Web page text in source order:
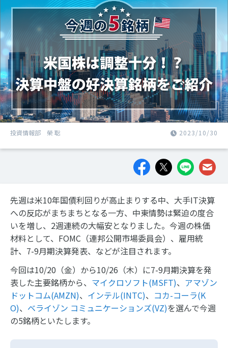
投資情報部 榮 聡 2023/10/30
先週は米10年国債利回りが高止まりする中、大手IT決算
への反応がまちまちとなる一方、中東情勢は緊迫の度合
いを増し、2週連続の大幅安となりました。今週の株価
材料として、FOMC（連邦公開市場委員会）、雇用統
計、7-9月期決算発表、などが注目されます。
今回は10/20（金）から10/26（木）に7-9月期決算を発
表した主要銘柄から、 マイクロソフト(MSFT)、 アマゾン
ドットコム(AMZN)、 インテル(INTC)、 コカ-コーラ(K
O)、 ベライゾン コミュニケーションズ(VZ)を選んで今週
の5銘柄といたします。